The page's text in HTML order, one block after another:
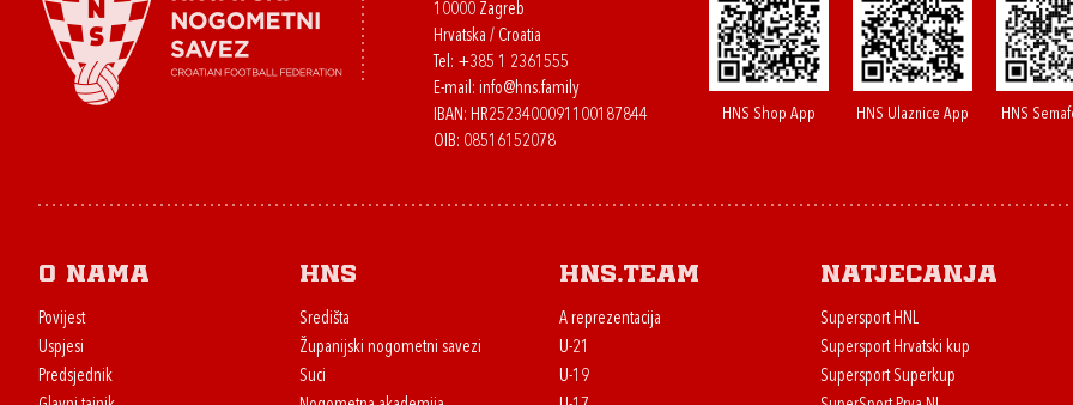
10000 Zagreb
Hrvatska / Croatia
Tel: +385 1 2361555
E-mail: info@hns.family
IBAN: HR2523400091100187844
OIB: 08516152078
HNS Shop App HNS Ulaznice App HNS
O nama
Povijest
Uspjesi
Predsjednik
HNS
Središta
Županijski nogometni savezi
Suci
HNS.team
A reprezentacija
U-21
U-19
Natjecanja
Supersport HNL
Supersport Hrvatski kup
Supersport Superkup